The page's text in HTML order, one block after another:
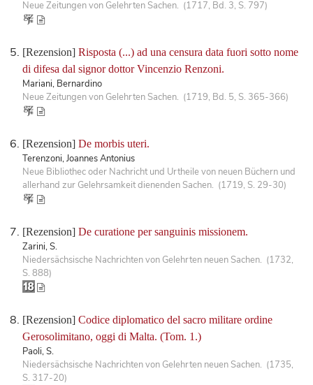
Neue Zeitungen von Gelehrten Sachen. (1717, Bd. 3, S. 797)
[Rezension] Risposta (...) ad una censura data fuori sotto nome
di difesa dal signor dottor Vincenzio Renzoni.
Mariani, Bernardino
Neue Zeitungen von Gelehrten Sachen. (1719, Bd. 5, S. 365-366)
[Rezension] De morbis uteri.
Terenzoni, Joannes Antonius
Neue Bibliothec oder Nachricht und Urtheile von neuen Büchern und
allerhand zur Gelehrsamkeit dienenden Sachen. (1719, S. 29-30)
[Rezension] De curatione per sanguinis missionem.
Zarini, S.
Niedersächsische Nachrichten von Gelehrten neuen Sachen. (1732,
S. 888)
[Rezension] Codice diplomatico del sacro militare ordine
Gerosolimitano, oggi di Malta. (Tom. 1.)
Paoli, S.
Niedersächsische Nachrichten von Gelehrten neuen Sachen. (1735,
S. 317-20)